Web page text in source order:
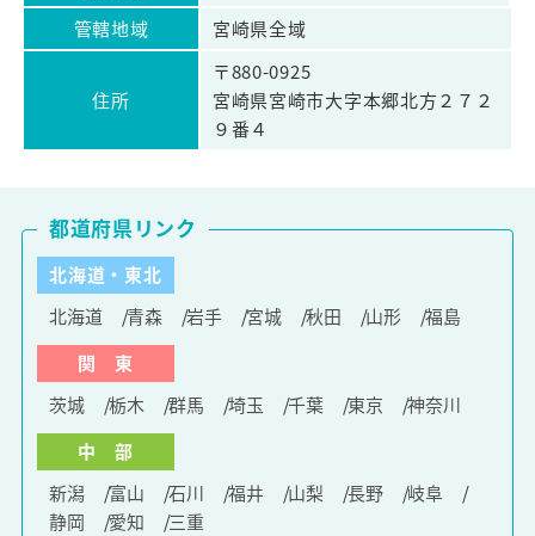
管轄地域
宮崎県全域
住所
〒880-0925
宮崎県宮崎市大字本郷北方２７２
９番４
北海道・東北
北海道
青森 岩手 宮城 秋田 山形
福島
関 東
茨城
栃木 群馬 埼玉 千葉 東京
神奈川
中 部
新潟
富山 石川 福井 山梨 長野
岐阜
静岡
愛知
三重
都道府県リンク